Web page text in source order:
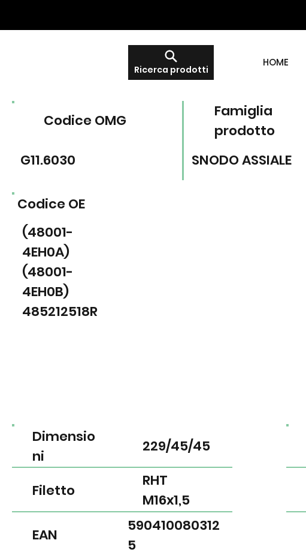
HOME
Ricerca prodotti
EAN
Filetto
Dimensio
ni
590410080312
5
RHT
M16x1,5
229/45/45
Famiglia
prodotto
Codice OMG
SNODO ASSIALE
G11.6030
Codice OE
(48001-
4EH0A)
(48001-
4EH0B)
485212518R